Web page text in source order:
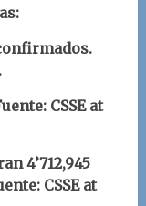
CSSE at
4’712,945
CSSE at